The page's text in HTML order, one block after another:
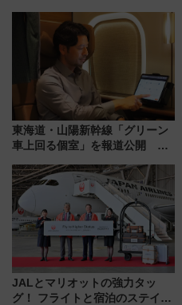
東海道・山陽新幹線「グリーン
車上回る個室」を報道公開 プ
JALとマリオットの強力タッ
グ！ フライトと宿泊のステイタ